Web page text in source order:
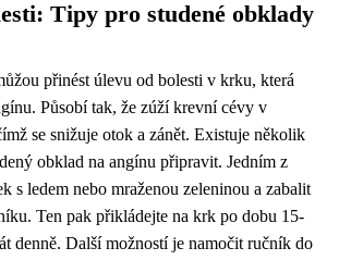
Tipy pro studené obklady
přinést úlevu od bolesti v krku, která
Působí tak, že zúží krevní cévy v
se snižuje otok a zánět. Existuje několik
obklad na angínu připravit. Jedním z
s ledem nebo mraženou zeleninou a zabalit
Ten pak přikládejte na krk po dobu 15-
denně. Další možností je namočit ručník do